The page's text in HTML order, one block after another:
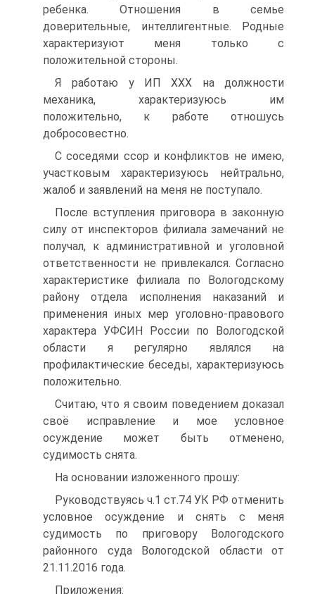
ребенка. Отношения в семье
доверительные, интеллигентные. Родные
характеризуют меня только с
положительной стороны.
Я работаю у ИП XXX на должности
механика, характеризуюсь им
положительно, к работе отношусь
добросовестно.
C соседями ссор и конфликтов не имею,
участковым характеризуюсь нейтрально,
жалоб и заявлений на меня не поступало.
После вступления приговора в законную
силу от инспекторов филиала замечаний не
получал, к административной и уголовной
ответственности не привлекался. Согласно
характеристике филиала по Вологодскому
району отдела исполнения наказаний и
применения иных мер уголовно-правового
характера УФСИН России по Вологодской
области я регулярно являлся на
профилактические беседы, характеризуюсь
положительно.
Считаю, что я своим поведением доказал
своё исправление и мое условное
осуждение может быть отменено,
судимость снята.
На основании изложенного прошу:
Руководствуясь ч.1 ст.74 УК РФ отменить
условное осуждение и снять с меня
судимость по приговору Вологодского
районного суда Вологодской области от
21.11.2016 года.
Приложения: